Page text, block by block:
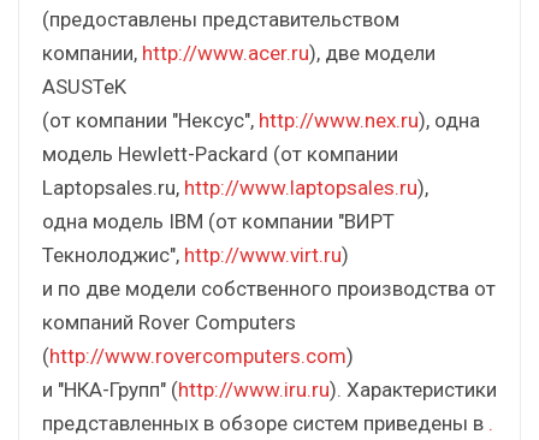
(предоставлены представительством
компании, http://www.acer.ru), две модели
ASUSTeK
(от компании "Нексус", http://www.nex.ru), одна
модель Hewlett-Packard (от компании
Laptopsales.ru, http://www.laptopsales.ru),
одна модель IBM (от компании "ВИРТ
Текнолоджис", http://www.virt.ru)
и по две модели собственного производства от
компаний Rover Computers
(http://www.rovercomputers.com)
и "НКА-Групп" (http://www.iru.ru). Характеристики
представленных в обзоре систем приведены в .